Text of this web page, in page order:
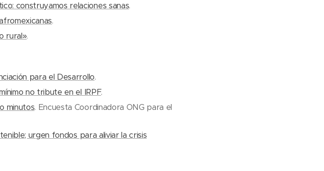
construyamos relaciones sanas.
.
rural».
para el Desarrollo.
no tribute en el IRPF.
minutos. Encuesta Coordinadora ONG para el
urgen fondos para aliviar la crisis